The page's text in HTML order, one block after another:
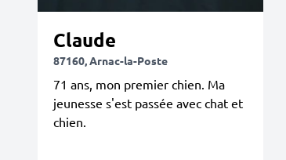
Claude
87160, Arnac-la-Poste
71 ans, mon premier chien. Ma
jeunesse s'est passée avec chat et
chien.